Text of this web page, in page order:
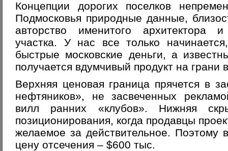
Концепции дорогих поселков
Подмосковья природные данные,
авторство именитого архитектора
участка. У нас все только
быстрые московские деньги, а
получается вдумчивый продукт на грани
Верхняя ценовая граница прячется в
нефтяников», не засвеченных
вилл ранних «клубов». Нижняя
позиционирования, когда продавцы
желаемое за действительное. Поэтому
цену отсечения – $600 тыс.